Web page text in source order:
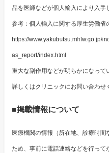
品を医師などが個人輸入により入手
参考：個人輸入に関する厚生労働省
https://www.yakubutsu.mhlw.go.jp/
as_report/index.html
重大な副作用などが明らかになって
詳しくはクリニックにお問い合わせ
■掲載情報について
医療機関の情報（所在地、診療時
ため、事前に電話連絡などを行って